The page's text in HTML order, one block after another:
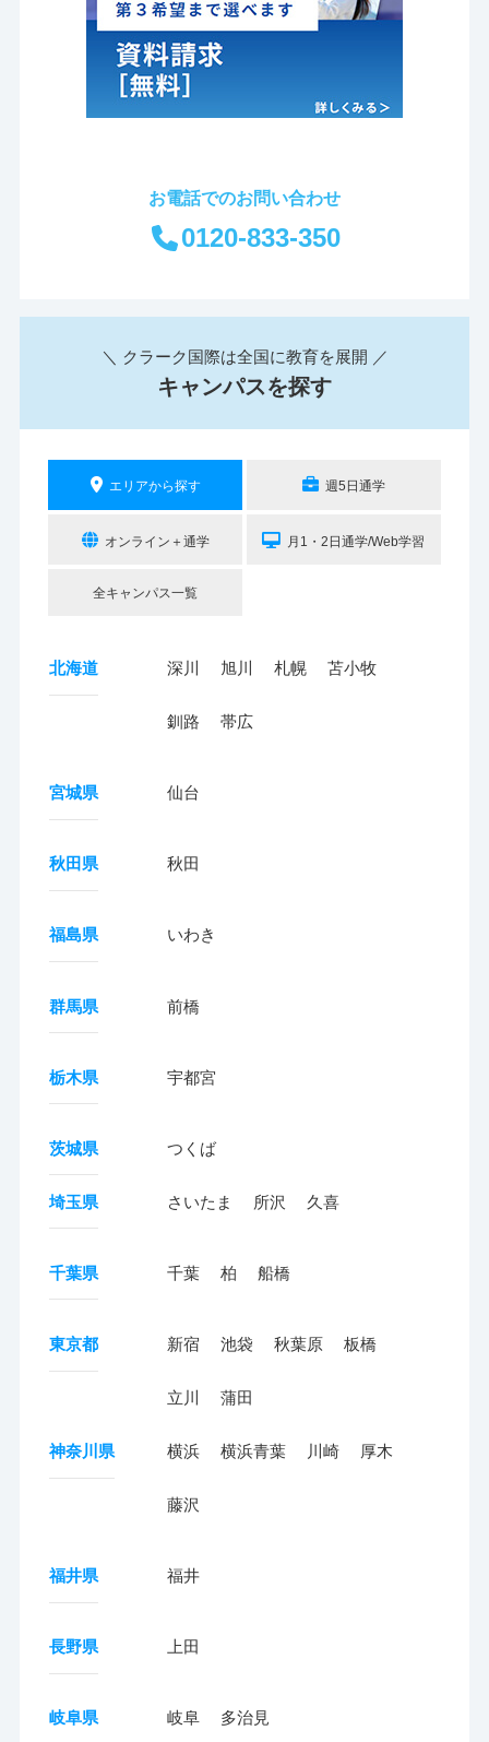
お電話でのお問い合わせ
0120-833-350
＼ クラーク国際は全国に教育を展開 ／
キャンパスを探す
エリアから探す 週5日通学
オンライン＋通学 月1・2日通学/Web学習
全キャンパス一覧
北海道 深川 旭川 札幌 苫小牧
釧路 帯広
宮城県 仙台
秋田県 秋田
福島県 いわき
群馬県 前橋
栃木県 宇都宮
茨城県 つくば
埼玉県 さいたま 所沢 久喜
千葉県 千葉 柏 船橋
東京都 新宿 池袋 秋葉原 板橋
立川 蒲田
神奈川県 横浜 横浜青葉 川崎 厚木
藤沢
福井県 福井
長野県 上田
岐阜県 岐阜 多治見